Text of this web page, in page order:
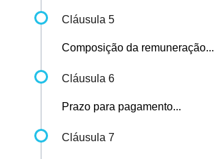
Cláusula 5
Composição da remuneração...
Cláusula 6
Prazo para pagamento...
Cláusula 7